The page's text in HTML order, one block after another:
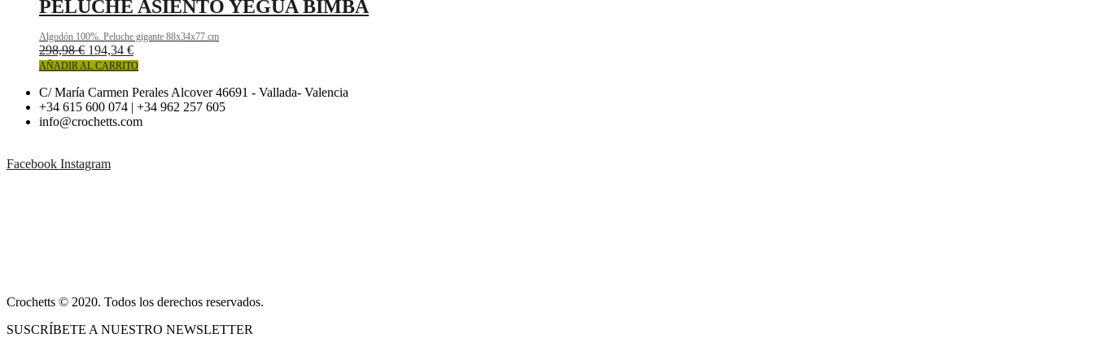
PELUCHE ASIENTO YEGUA BIMBA
Algodón 100%. Peluche gigante 88x34x77 cm
298,98€ 194,34 €
AÑADIR AL CARRITO
C/ María Carmen Perales Alcover 46691 - Vallada- Valencia
+34 615 600 074 | +34 962 257 605
info@crochetts.com
Facebook Instagram
Crochetts © 2020. Todos los derechos reservados.
SUSCRÍBETE A NUESTRO NEWSLETTER